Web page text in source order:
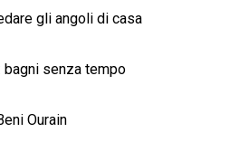
gli angoli di casa
bagni senza tempo
Ourain